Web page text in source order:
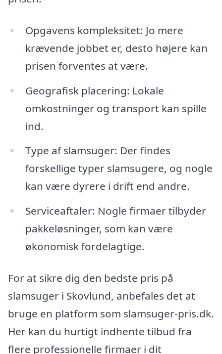
Opgavens kompleksitet: Jo mere
krævende jobbet er, desto højere kan
prisen forventes at være.
Geografisk placering: Lokale
omkostninger og transport kan spille
ind.
Type af slamsuger: Der findes
forskellige typer slamsugere, og nogle
kan være dyrere i drift end andre.
Serviceaftaler: Nogle firmaer tilbyder
pakkeløsninger, som kan være
økonomisk fordelagtige.
For at sikre dig den bedste pris på
slamsuger i Skovlund, anbefales det at
bruge en platform som slamsuger-pris.dk.
Her kan du hurtigt indhente tilbud fra
flere professionelle firmaer i dit